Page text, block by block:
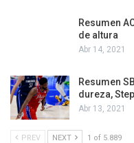
Resumen
de altura
Abr 14, 2021
Resumen
dureza,
Abr 13, 2021
PREV NEXT 1 of 5.889